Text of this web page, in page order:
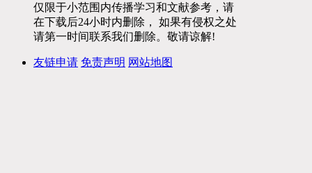
仅限于小范围内传播学习和文献参考，请
在下载后24小时内删除， 如果有侵权之处
请第一时间联系我们删除。敬请谅解!
友链申请 免责声明 网站地图